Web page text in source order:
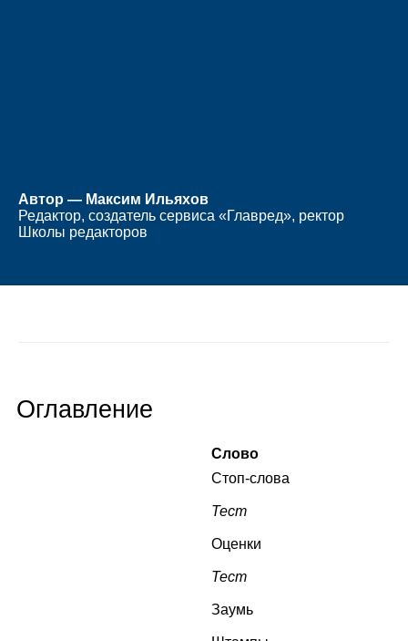
Автор — Максим Ильяхов
Редактор, создатель сервиса «Главред», ректор
Школы редакторов
Оглавление
Слово
Стоп‑слова
Тест
Оценки
Тест
Заумь